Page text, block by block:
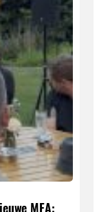
MFA: